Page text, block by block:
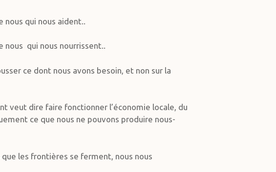
qui nous aident..
nous qui nous nourrissent..
ce dont nous avons besoin, et non sur la
veut dire faire fonctionner l’économie locale, du
ce que nous ne pouvons produire nous-
les frontières se ferment, nous nous